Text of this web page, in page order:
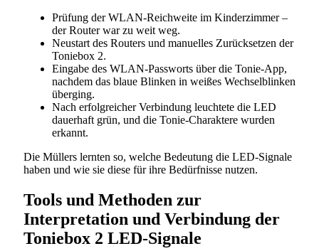
Prüfung der WLAN-Reichweite im Kinderzimmer –
der Router war zu weit weg.
Neustart des Routers und manuelles Zurücksetzen der
Toniebox 2.
Eingabe des WLAN-Passworts über die Tonie-App,
nachdem das blaue Blinken in weißes Wechselblinken
überging.
Nach erfolgreicher Verbindung leuchtete die LED
dauerhaft grün, und die Tonie-Charaktere wurden
erkannt.
Die Müllers lernten so, welche Bedeutung die LED-Signale
haben und wie sie diese für ihre Bedürfnisse nutzen.
Tools und Methoden zur
Interpretation und Verbindung der
Toniebox 2 LED-Signale